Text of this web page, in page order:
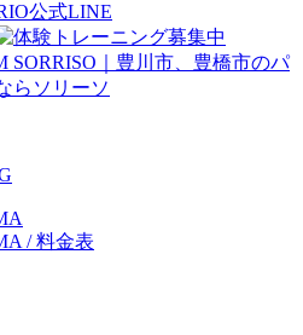
SORRISO｜豊川市、豊橋市のパ
らソリーソ
/ 料金表